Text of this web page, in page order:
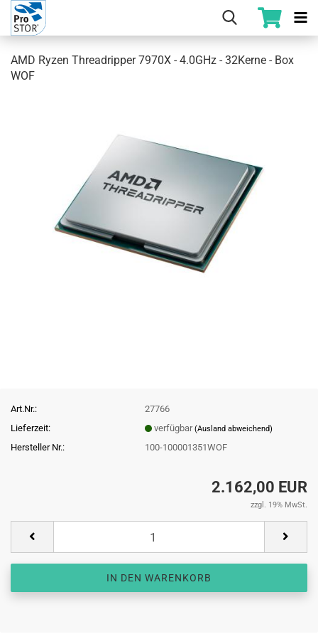
AMD Ryzen Threadripper 7970X - 4.0GHz - 32Kerne - Box
WOF
Art.Nr.:
27766
Lieferzeit:
verfügbar(Ausland abweichend)
Hersteller Nr.: 100-100001351WOF
2.162,00 EUR
zzgl. 19% MwSt.